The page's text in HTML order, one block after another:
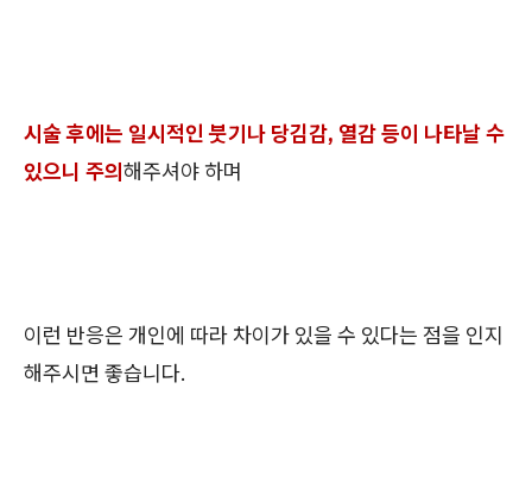
시술 후에는 일시적인 붓기나 당김감, 열감 등이 나타날 수
있으니 주의해주셔야 하며
이런 반응은 개인에 따라 차이가 있을 수 있다는 점을 인지
해주시면 좋습니다.